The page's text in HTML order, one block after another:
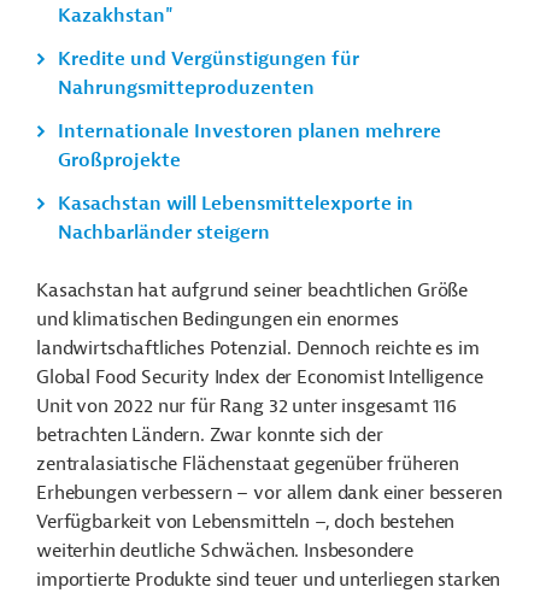
Kazakhstan"
Kredite und Vergünstigungen für
Nahrungsmitteproduzenten
Internationale Investoren planen mehrere
Großprojekte
Kasachstan will Lebensmittelexporte in
Nachbarländer steigern
Kasachstan hat aufgrund seiner beachtlichen Größe
und klimatischen Bedingungen ein enormes
landwirtschaftliches Potenzial. Dennoch reichte es im
Global Food Security Index der Economist Intelligence
Unit von 2022 nur für Rang 32 unter insgesamt 116
betrachten Ländern. Zwar konnte sich der
zentralasiatische Flächenstaat gegenüber früheren
Erhebungen verbessern – vor allem dank einer besseren
Verfügbarkeit von Lebensmitteln –, doch bestehen
weiterhin deutliche Schwächen. Insbesondere
importierte Produkte sind teuer und unterliegen starken